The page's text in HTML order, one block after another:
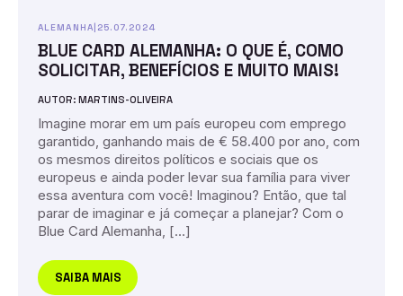
ALEMANHA| 25.07.2024
BLUE CARD ALEMANHA: O QUE É, COMO
SOLICITAR, BENEFÍCIOS E MUITO MAIS!
AUTOR: MARTINS-OLIVEIRA
Imagine morar em um país europeu com emprego
garantido, ganhando mais de € 58.400 por ano, com
os mesmos direitos políticos e sociais que os
europeus e ainda poder levar sua família para viver
essa aventura com você! Imaginou? Então, que tal
parar de imaginar e já começar a planejar? Com o
Blue Card Alemanha, […]
SAIBA MAIS